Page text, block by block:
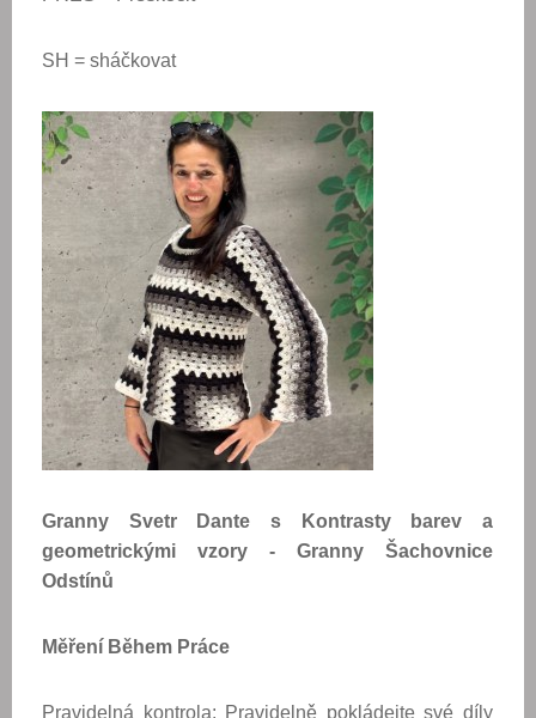
SH = sháčkovat
Granny Svetr Dante s Kontrasty barev a
geometrickými vzory - Granny Šachovnice
Odstínů
Měření Během Práce
Pravidelná kontrola: Pravidelně pokládejte své díly